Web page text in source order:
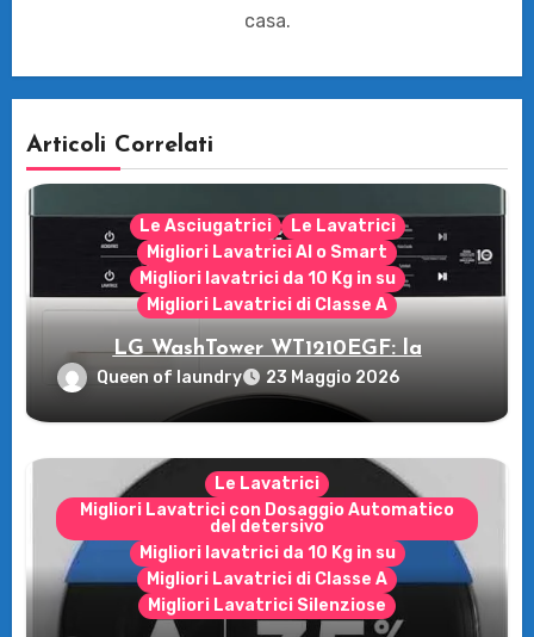
casa.
Articoli Correlati
Le Asciugatrici
Le Lavatrici
Migliori Lavatrici AI o Smart
Migliori lavatrici da 10 Kg in su
Migliori Lavatrici di Classe A
LG WashTower WT1210EGF: la
rivoluzione intelligente per il tuo bucato!
Queen of laundry 23 Maggio 2026
Le Lavatrici
Migliori Lavatrici con Dosaggio Automatico
del detersivo
Migliori lavatrici da 10 Kg in su
Migliori Lavatrici di Classe A
Migliori Lavatrici Silenziose